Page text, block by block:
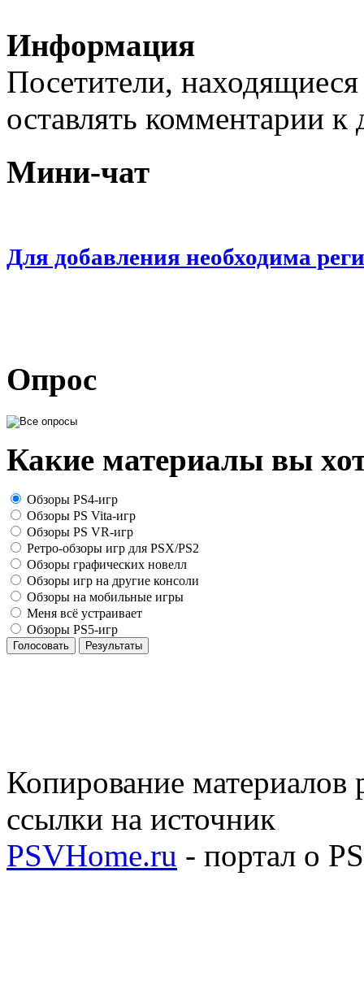
Информация
Посетители,
оставлять комментарии
Мини-чат
Для добавления необходима
Опрос
Какие материалы вы
Обзоры PS4-игр
Обзоры PS Vita-игр
Обзоры PS VR-игр
Ретро-обзоры игр для PSX/PS2
Обзоры графических новелл
Обзоры игр на другие консоли
Обзоры на мобильные игры
Меня всё устраивает
Обзоры PS5-игр
Голосовать Результаты
Копирование материалов
ссылки на источник
PSVHome.ru - портал о